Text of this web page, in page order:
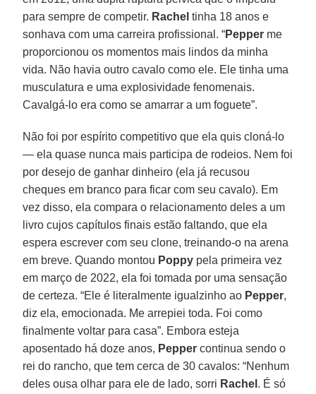
para sempre de competir. Rachel tinha 18 anos e
sonhava com uma carreira profissional. “Pepper me
proporcionou os momentos mais lindos da minha
vida. Não havia outro cavalo como ele. Ele tinha uma
musculatura e uma explosividade fenomenais.
Cavalgá-lo era como se amarrar a um foguete”.
Não foi por espírito competitivo que ela quis cloná-lo
— ela quase nunca mais participa de rodeios. Nem foi
por desejo de ganhar dinheiro (ela já recusou
cheques em branco para ficar com seu cavalo). Em
vez disso, ela compara o relacionamento deles a um
livro cujos capítulos finais estão faltando, que ela
espera escrever com seu clone, treinando-o na arena
em breve. Quando montou Poppy pela primeira vez
em março de 2022, ela foi tomada por uma sensação
de certeza. “Ele é literalmente igualzinho ao Pepper,
diz ela, emocionada. Me arrepiei toda. Foi como
finalmente voltar para casa”. Embora esteja
aposentado há doze anos, Pepper continua sendo o
rei do rancho, que tem cerca de 30 cavalos: “Nenhum
deles ousa olhar para ele de lado, sorri Rachel . É só